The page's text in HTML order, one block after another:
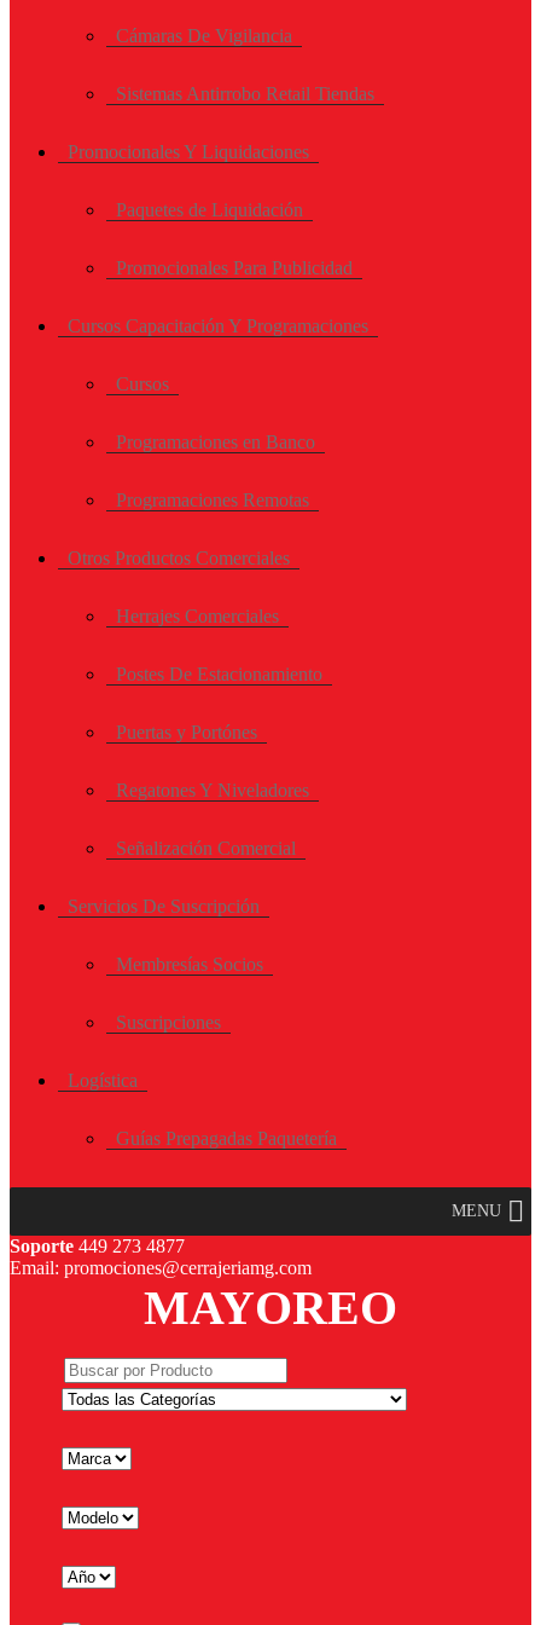
Cámaras De Vigilancia
Sistemas Antirrobo Retail Tiendas
Promocionales Y Liquidaciones
Paquetes de Liquidación
Promocionales Para Publicidad
Cursos Capacitación Y Programaciones
Cursos
Programaciones en Banco
Programaciones Remotas
Otros Productos Comerciales
Herrajes Comerciales
Postes De Estacionamiento
Puertas y Portónes
Regatones Y Niveladores
Señalización Comercial
Servicios De Suscripción
Membresías Socios
Suscripciones
Logística
Guías Prepagadas Paquetería
MENU
Soporte 449 273 4877
Email: promociones@cerrajeriamg.com
MAYOREO